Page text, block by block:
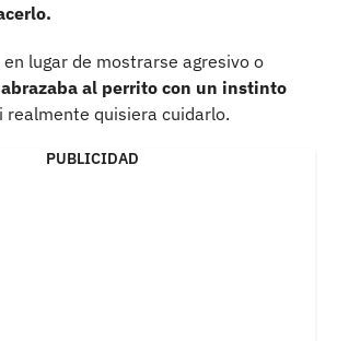
en lugar de mostrarse agresivo o
al perrito con un instinto
realmente quisiera cuidarlo.
PUBLICIDAD